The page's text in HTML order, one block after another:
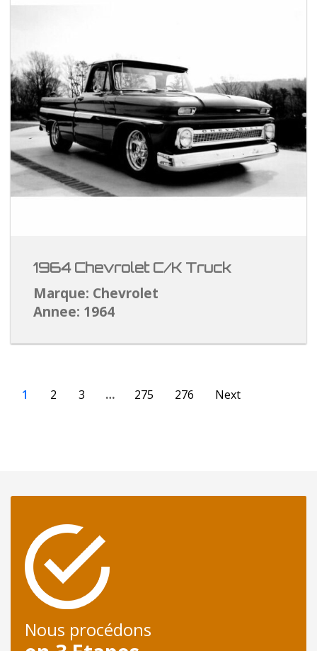
1964 Chevrolet C/K Truck
Marque: Chevrolet
Annee: 1964
1 2 3 … 275 276 Next
Nous procédons